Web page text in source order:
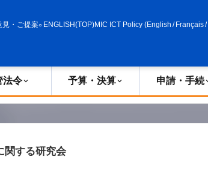
見・ご提案 ENGLISH(TOP)MIC ICT Policy (English / Français/
法令 予算・決算 申請・手続
関する研究会